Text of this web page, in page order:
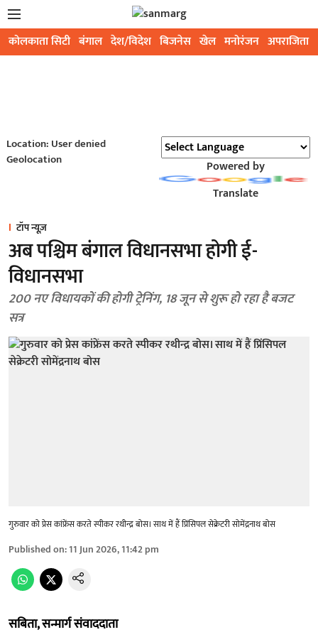
कोलकाता सिटी बंगाल देश/विदेश बिजनेस खेल मनोरंजन अपराजिता
Location: User denied
Geolocation
Powered by
Translate
टॉप न्यूज़
अब पश्चिम बंगाल विधानसभा होगी ई-
विधानसभा
200 नए विधायकों की होगी ट्रेनिंग, 18 जून से शुरू हो रहा है बजट
सत्र
गुरुवार को प्रेस कांफ्रेंस करते स्पीकर रथीन्द्र बोस। साथ में हैं प्रिंसिपल सेक्रेटरी सोमेंद्रनाथ बोस
Published on:11 Jun 2026, 11:42 pm
सबिता, सन्मार्ग संवाददाता